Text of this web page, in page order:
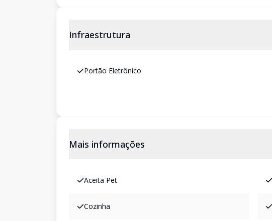
Infraestrutura
Portão Eletrônico
Mais informações
Aceita Pet
Cozinha